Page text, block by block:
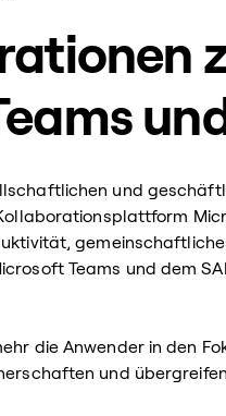
und
Teams und dem
die Anwender in den
und